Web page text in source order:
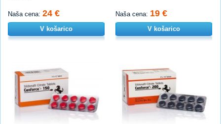
Naša cena: 24 €
V košarico
Naša cena: 19 €
V košarico